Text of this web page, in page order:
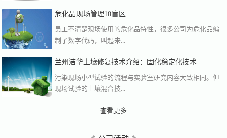
危化品现场管理10盲区...
员工不清楚现场使用的危化品特性，很多公司为危化品编
制了数字代码，叫起来...
兰州洁华土壤修复技术介绍：固化稳定化技术...
污染现场小型试验的流程与实验室研究内容大致相同。但
现场试验的土壤混合技...
查看更多